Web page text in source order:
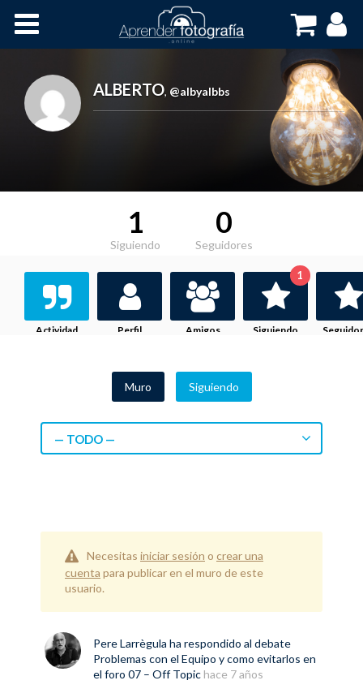
Cursos OnLine
ALBERTO, @albyalbbs
1
Siguiendo
0
Seguidores
Actividad Perfil Amigos Siguiendo
1
Muro Siguiendo
— TODO —
Necesitas iniciar sesión o crear una
cuenta para publicar en el muro de este
usuario.
Pere Larrègula ha respondido al debate
Problemas con el Equipo y como evitarlos en
el foro 07 – Off Topic hace 7 años